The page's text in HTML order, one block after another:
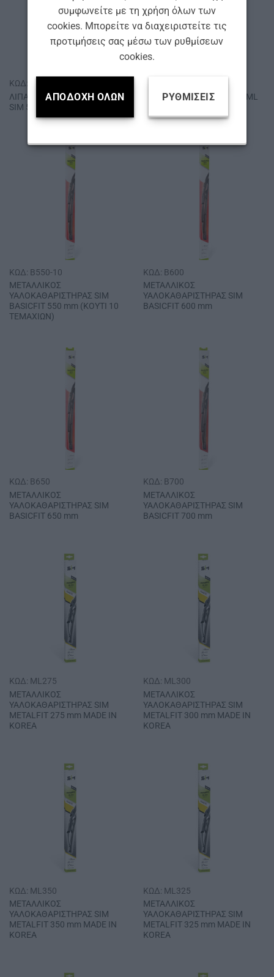
συμφωνείτε με τη χρήση όλων των
cookies. Μπορείτε να διαχειριστείτε τις
προτιμήσεις σας μέσω των ρυθμίσεων
cookies.
ΑΠΟΔΟΧΉ ΌΛΩΝ ΡΥΘΜΊΣΕΙΣ
ΚΩΔ: CHAIN-500-12
ΛΙΠΑΝΤΙΚΟ ΣΠΡΕΪ ΑΛΥΣΙΔΑΣ
SΙΜ 500 ml
ΣΠΡΕΙ ΣΙΛΙΚΟΝΗΣ SΙΜ 500ΜL
ΚΩΔ: B550-10
ΜΕΤΑΛΛΙΚΟΣ
ΥΑΛΟΚΑΘΑΡΙΣΤΗΡΑΣ SΙΜ
BASICFIT 550 mm (ΚΟΥΤΙ 10
ΤΕΜΑΧΙΩΝ)
ΚΩΔ: B600
ΜΕΤΑΛΛΙΚΟΣ
ΥΑΛΟΚΑΘΑΡΙΣΤΗΡΑΣ SΙΜ
BASICFIT 600 mm
ΚΩΔ: B650
ΜΕΤΑΛΛΙΚΟΣ
ΥΑΛΟΚΑΘΑΡΙΣΤΗΡΑΣ SΙΜ
BASICFIT 650 mm
ΚΩΔ: B700
ΜΕΤΑΛΛΙΚΟΣ
ΥΑΛΟΚΑΘΑΡΙΣΤΗΡΑΣ SΙΜ
ΒΑSΙCFΙΤ 700 mm
ΚΩΔ: ML275
ΜΕΤΑΛΛΙΚΟΣ
ΥΑΛΟΚΑΘΑΡΙΣΤΗΡΑΣ SΙΜ
METALFIT 275 mm MADE IN
KOREA
ΚΩΔ: ML300
ΜΕΤΑΛΛΙΚΟΣ
ΥΑΛΟΚΑΘΑΡΙΣΤΗΡΑΣ SΙΜ
METALFIT 300 mm MADE IN
KOREA
ΚΩΔ: ML350
ΜΕΤΑΛΛΙΚΟΣ
ΥΑΛΟΚΑΘΑΡΙΣΤΗΡΑΣ SΙΜ
METALFIT 350 mm MADE IN
KOREA
ΚΩΔ: ML325
ΜΕΤΑΛΛΙΚΟΣ
ΥΑΛΟΚΑΘΑΡΙΣΤΗΡΑΣ SΙΜ
METALFIT 325 mm MADE IN
KOREA